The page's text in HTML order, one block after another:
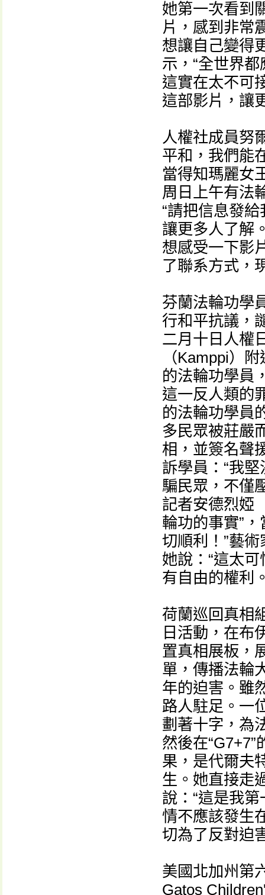
她第一次看到
片，感到非常
想讓自己變得
示，“全世界
這實在太不可
這部影片，讓
人權社成員努
平和，我們能
當得知瑪麗女
周日上午有法
“請把信息發
讓更多人了解
想感受一下影
了聯系方式，
芬蘭法輪功學
行和平抗議，
二月十日人權
（Kamppi）
的法輪功學員
這一反人類的
的法輪功學員
多民眾被莊嚴
相，並簽名聲
訴學員：“我
騙民眾，不僅
記者安德烈婭
輪功的事實”
切順利！”藝
她說：“這太
有自由的權利
荷蘭巡回真相
日活動，在布
置真相展板，
單，傳播法輪
年的迫害。雖
路人駐足。一
劃著十字，為
然後在
果，是代爾夫
生。她直接走
說：“這是我
情不應該發生
切為了反對迫
美國北加州第
Gatos